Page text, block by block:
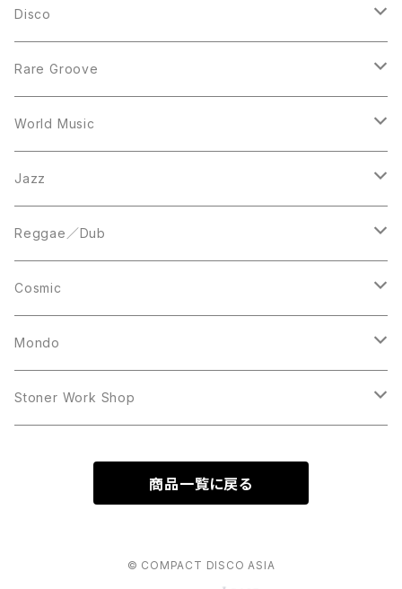
LP
LP
12inch
Disco
7inch
12inch
LP
Acetate Press
10inch
Rare Groove
12inch
LP
World Music
12inch
LP
Jazz
LP
12inch
Reggae／Dub
LP
12inch
Cosmic
12inch
LP
Mondo
LP
Stoner Work Shop
商品一覧に戻る
© COMPACT DISCO ASIA